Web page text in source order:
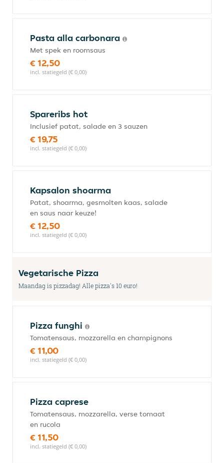
Pasta alla carbonara
Met spek en roomsaus
€ 12,50
incl. statiegeld (€ 0,00)
Spareribs hot
Inclusief patat, salade en 3 sauzen
€ 19,75
incl. statiegeld (€ 0,00)
Kapsalon shoarma
Patat, shoarma, gesmolten kaas, salade
en saus naar keuze!
€ 12,50
incl. statiegeld (€ 0,00)
Vegetarische Pizza
Maandag is pizzadag! Alle pizza's 10 euro!
Pizza funghi
Tomatensaus, mozzarella en champignons
€ 11,00
incl. statiegeld (€ 0,00)
Pizza caprese
Tomatensaus, mozzarella, verse tomaat
en rucola
€ 11,50
incl. statiegeld (€ 0,00)